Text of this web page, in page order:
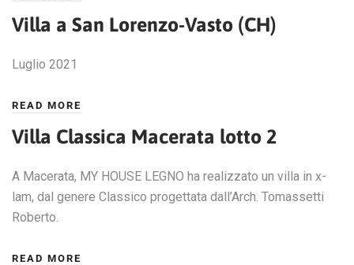
Villa a San Lorenzo-Vasto (CH)
Luglio 2021
READ MORE
Villa Classica Macerata lotto 2
A Macerata, MY HOUSE LEGNO ha realizzato un villa in x-
lam, dal genere Classico progettata dall’Arch. Tomassetti
Roberto.
READ MORE